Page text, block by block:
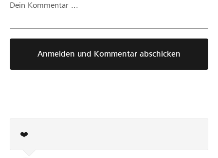
Dein Kommentar ...
Anmelden und Kommentar abschicken
❤️